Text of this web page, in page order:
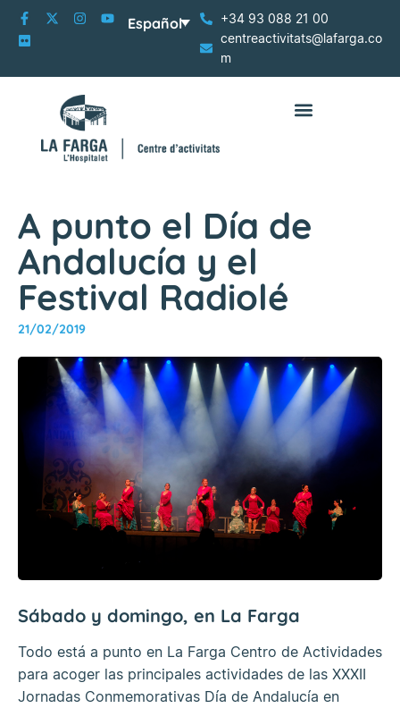
+34 93 088 21 00
centreactivitats@lafarga.co
m
Español
A punto el Día de
Andalucía y el
Festival Radiolé
21/02/2019
Sábado y domingo, en La Farga
Todo está a punto en La Farga Centro de Actividades
para acoger las principales actividades de las XXXII
Jornadas Conmemorativas Día de Andalucía en